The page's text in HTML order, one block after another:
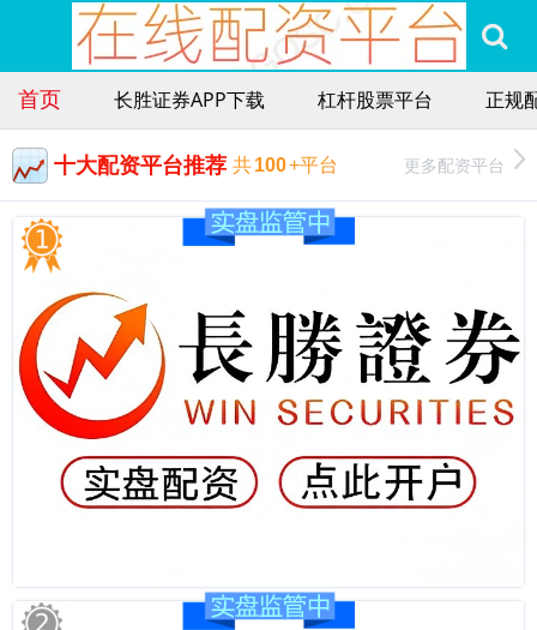
首页 长胜证券APP下载 杠杆股票平台 正规
十大配资平台推荐 共100+平台 更多配资平台